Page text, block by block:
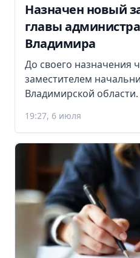
Назначен новый
главы
Владимира
До своего назначения
заместителем
Владимирской области.
19:27, 6 июля